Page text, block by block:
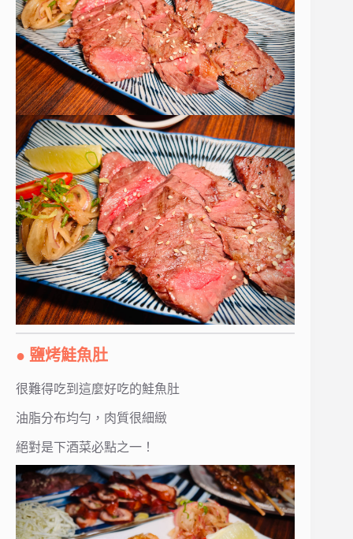
● 鹽烤鮭魚肚
很難得吃到這麼好吃的鮭魚肚
油脂分布均勻，肉質很細緻
絕對是下酒菜必點之一！